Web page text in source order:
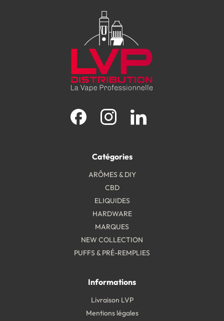
Catégories
ARÔMES & DIY
CBD
ELIQUIDES
HARDWARE
MARQUES
NEW COLLECTION
PUFFS & PRÉ-REMPLIES
Informations
Livraison LVP
Mentions légales
Facebook Instagram